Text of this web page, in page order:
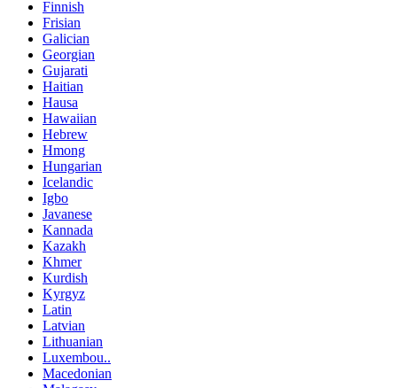
Finnish
Frisian
Galician
Georgian
Gujarati
Haitian
Hausa
Hawaiian
Hebrew
Hmong
Hungarian
Icelandic
Igbo
Javanese
Kannada
Kazakh
Khmer
Kurdish
Kyrgyz
Latin
Latvian
Lithuanian
Luxembou..
Macedonian